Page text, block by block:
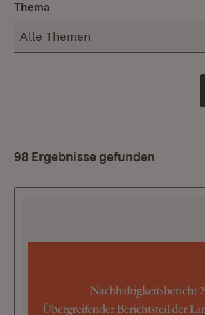
Thema
98 Ergebnisse gefunden